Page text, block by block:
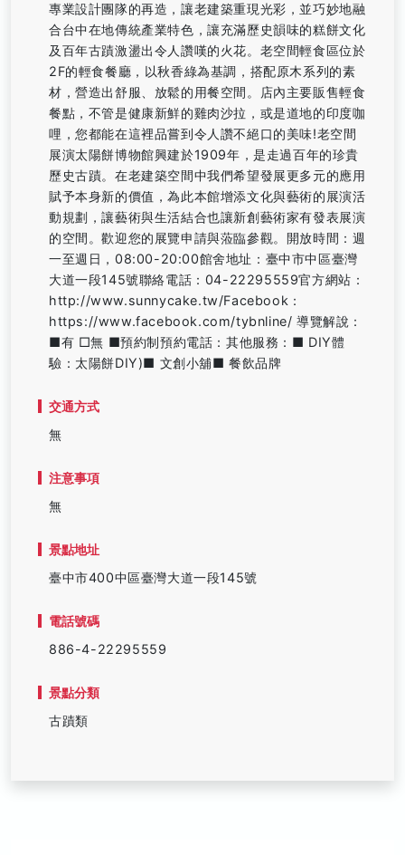
專業設計團隊的再造，讓老建築重現光彩，並巧妙地融
合台中在地傳統產業特色，讓充滿歷史韻味的糕餅文化
及百年古蹟激盪出令人讚嘆的火花。老空間輕食區位於
2F的輕食餐廳，以秋香綠為基調，搭配原木系列的素
材，營造出舒服、放鬆的用餐空間。店內主要販售輕食
餐點，不管是健康新鮮的雞肉沙拉，或是道地的印度咖
哩，您都能在這裡品嘗到令人讚不絕口的美味!老空間
展演太陽餅博物館興建於1909年，是走過百年的珍貴
歷史古蹟。在老建築空間中我們希望發展更多元的應用
賦予本身新的價值，為此本館增添文化與藝術的展演活
動規劃，讓藝術與生活結合也讓新創藝術家有發表展演
的空間。歡迎您的展覽申請與蒞臨參觀。開放時間：週
一至週日，08:00-20:00館舍地址：臺中市中區臺灣
大道一段145號聯絡電話：04-22295559官方網站：
http://www.sunnycake.tw/Facebook：
https://www.facebook.com/tybnline/ 導覽解說：
■有 □無 ■預約制預約電話：其他服務：■ DIY體
驗：太陽餅DIY)■ 文創小舖■ 餐飲品牌
交通方式
無
注意事項
無
景點地址
臺中市400中區臺灣大道一段145號
電話號碼
886-4-22295559
景點分類
古蹟類